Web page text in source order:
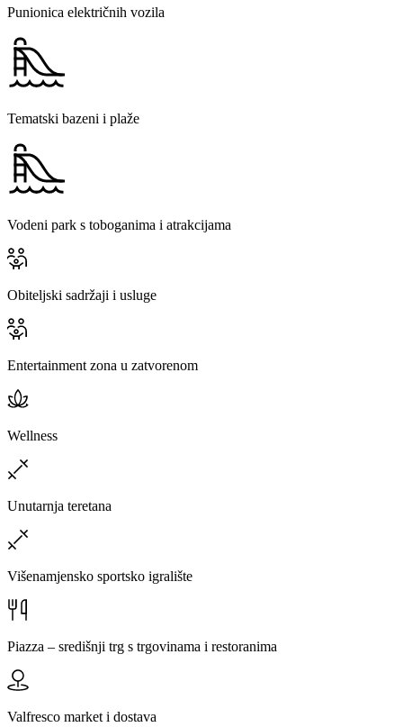
Punionica električnih vozila
Tematski bazeni i plaže
Vodeni park s toboganima i atrakcijama
Obiteljski sadržaji i usluge
Entertainment zona u zatvorenom
Wellness
Unutarnja teretana
Višenamjensko sportsko igralište
Piazza – središnji trg s trgovinama i restoranima
Valfresco market i dostava